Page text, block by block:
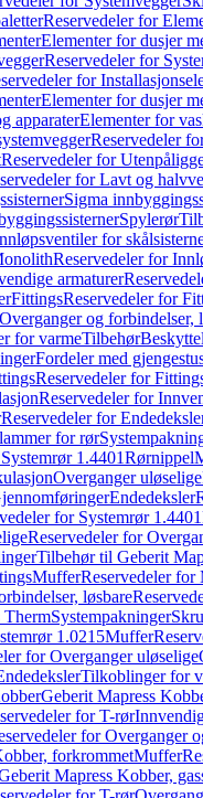
Reservedeler for
Elementer for dusjer
Reservedeler for
for
Elementer for dusjer
apparaterElementer for
Reservedeler
Reservedeler for
for Lavt og
Sigma
Spylerør
for
Reservedeler for
armaturer
FittingsReservedeler for
og forbindelser,
for varmeTilbehør
Fordeler med
Reservedeler for
Reservedeler for
Reservedeler for
for rør
1.4401Rørnippel
Overganger uløselige
Endedeksler
for Systemrør 1.4401
Reservedeler for
Tilbehør til Geberit
MufferReservedeler for
løsbare
ThermSystempakninger
1.0215Muffer
for Overganger uløselige
Tilkoblinger for
Geberit Mapress
for T-rør
for Overganger
forkrommetMuffer
Mapress Kobber,